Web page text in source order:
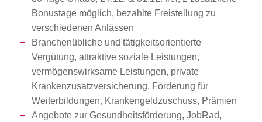
Bonustage möglich, bezahlte Freistellung zu
verschiedenen Anlässen
Branchenübliche und tätigkeitsorientierte
Vergütung, attraktive soziale Leistungen,
vermögenswirksame Leistungen, private
Krankenzusatzversicherung, Förderung für
Weiterbildungen, Krankengeldzuschuss, Prämien
Angebote zur Gesundheitsförderung, JobRad,